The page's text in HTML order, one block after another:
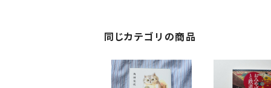
同じカテゴリの商品